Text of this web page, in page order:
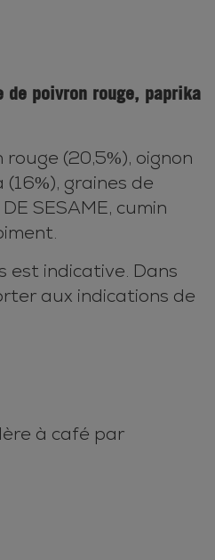
de poivron rouge, paprika
(20,5%), oignon
graines de
SESAME, cumin
est indicative. Dans
aux indications de
à café par